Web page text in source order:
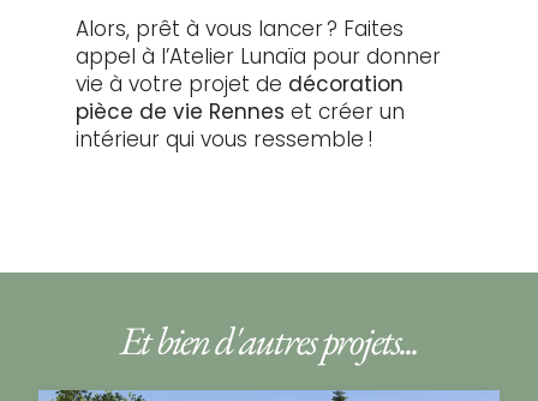
Alors, prêt à vous lancer ? Faites
appel à l’Atelier Lunaïa pour donner
vie à votre projet de décoration
pièce de vie Rennes et créer un
intérieur qui vous ressemble !
Et bien d'autres projets...